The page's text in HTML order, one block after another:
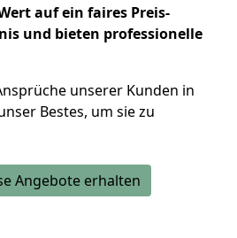
auf ein faires Preis-
und bieten professionelle
unserer Kunden in
Bestes, um sie zu
Angebote erhalten